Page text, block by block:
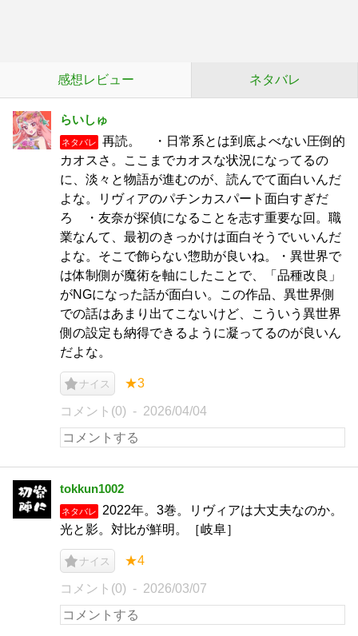
感想レビュー ネタバレ
らいしゅ
ネタバレ
再読。 ・日常系とは到底よべない圧倒的
カオスさ。ここまでカオスな状況になってるの
に、淡々と物語が進むのが、読んでて面白いんだ
よな。リヴィアのパチンカスパート面白すぎだ
ろ ・友奈が探偵になることを志す重要な回。職
業なんて、最初のきっかけは面白そうでいいんだ
よな。そこで飾らない惣助が良いね。・異世界で
は体制側が魔術を軸にしたことで、「品種改良」
がNGになった話が面白い。この作品、異世界側
での話はあまり出てこないけど、こういう異世界
側の設定も納得できるように凝ってるのが良いん
だよな。
ナイス ★3
コメント(0) 2026/04/04
tokkun1002
ネタバレ
2022年。3巻。リヴィアは大丈夫なのか。
光と影。対比が鮮明。［岐阜］
ナイス ★4
コメント(0) 2026/03/07